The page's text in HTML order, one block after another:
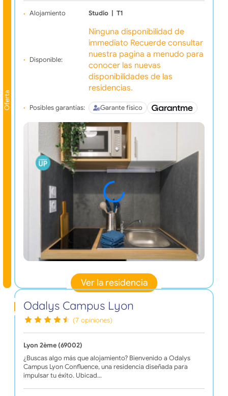
Oferta
Alojamiento Studio T1
Disponible:
Ninguna disponibilidad de
immediato Recuerde consultar
nuestra pagina a menudo para
conocer las nuevas
disponibilidades de las
residencias.
Posibles garantías: Garante físico
Ver la residencia
Odalys Campus Lyon
(7 opiniones)
Lyon 2ème (69002)
¿Buscas algo más que alojamiento? Bienvenido a Odalys
Campus Lyon Confluence, una residencia diseñada para
impulsar tu éxito. Ubicad…